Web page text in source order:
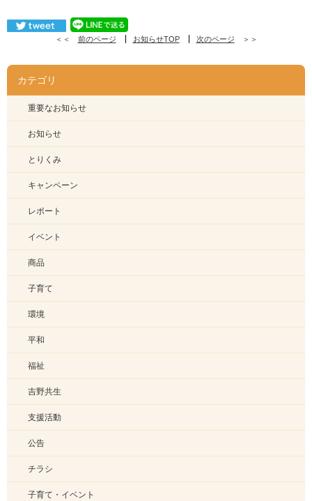
＜＜ 前のページ お知らせTOP 次のページ ＞＞
カテゴリ
重要なお知らせ
お知らせ
とりくみ
キャンペーン
レポート
イベント
商品
子育て
環境
平和
福祉
吉野共生
支援活動
公告
チラシ
子育て・イベント